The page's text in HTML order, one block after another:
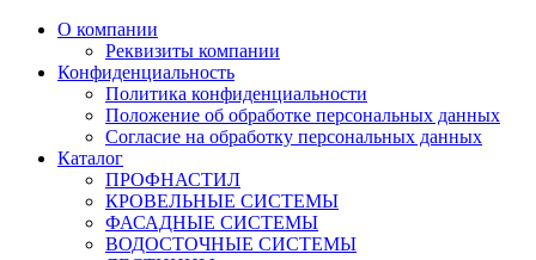
О компании
Реквизиты компании
Конфиденциальность
Политика конфиденциальности
Положение об обработке персональных данных
Согласие на обработку персональных данных
Каталог
ПРОФНАСТИЛ
КРОВЕЛЬНЫЕ СИСТЕМЫ
ФАСАДНЫЕ СИСТЕМЫ
ВОДОСТОЧНЫЕ СИСТЕМЫ